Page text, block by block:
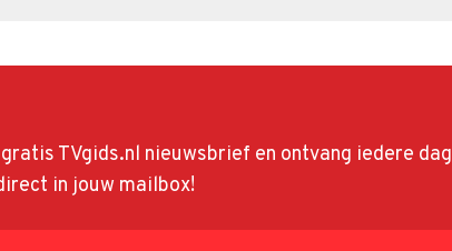
TVgids.nl nieuwsbrief en ontvang iedere dag
in jouw mailbox!